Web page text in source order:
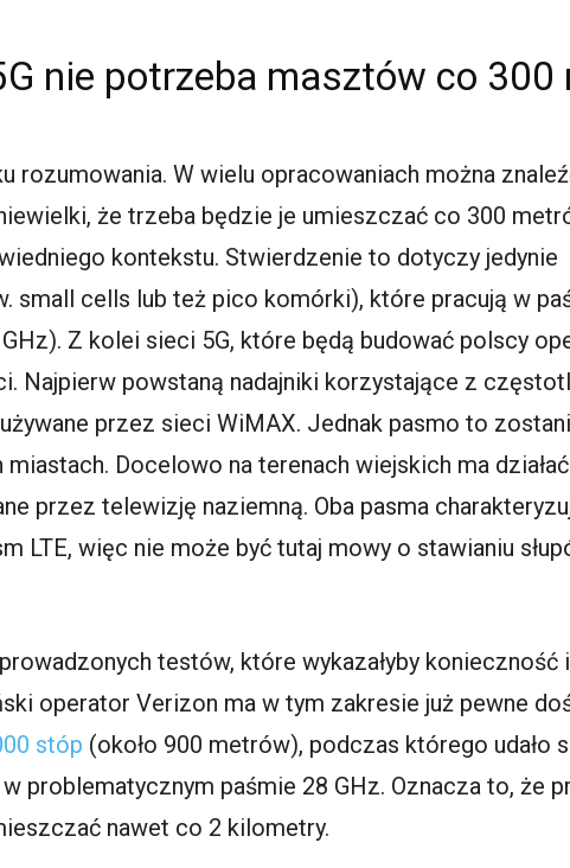
nie potrzeba masztów co 300
rozumowania. W wielu opracowaniach można
że trzeba będzie je umieszczać co 300
kontekstu. Stwierdzenie to dotyczy jedynie
small cells lub też pico komórki), które pracują w
Z kolei sieci 5G, które będą budować polscy
Najpierw powstaną nadajniki korzystające z
przez sieci WiMAX. Jednak pasmo to
Docelowo na terenach wiejskich ma
przez telewizję naziemną. Oba pasma
LTE, więc nie może być tutaj mowy o stawianiu
testów, które wykazałyby konieczność
operator Verizon ma w tym zakresie już pewne
stóp (około 900 metrów), podczas którego udało
problematycznym paśmie 28 GHz. Oznacza to, że
nawet co 2 kilometry.